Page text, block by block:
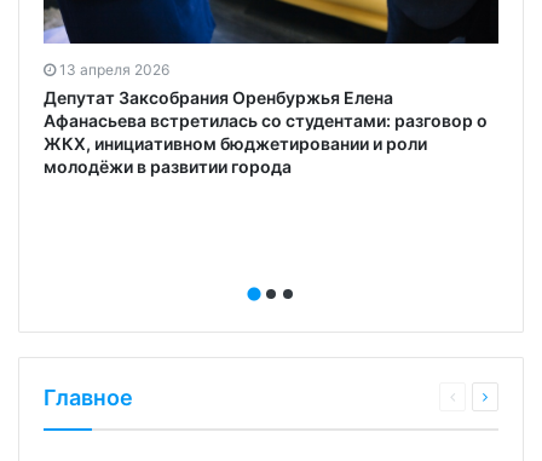
13 апреля 2026
Депутат Заксобрания Оренбуржья Елена
Афанасьева встретилась со студентами: разговор о
ЖКХ, инициативном бюджетировании и роли
молодёжи в развитии города
Главное